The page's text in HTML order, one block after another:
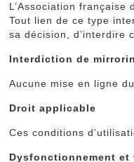
L’Association
Tout lien de ce type
sa décision, d’interdire
Interdiction de
Aucune mise en ligne
Droit applicable
Ces conditions
Dysfonctionnement et